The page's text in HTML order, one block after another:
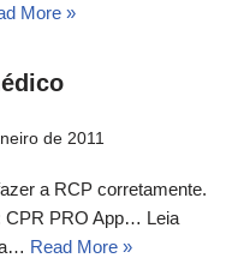
More »
de 2011
a RCP corretamente.
CPR PRO App… Leia
Read More »